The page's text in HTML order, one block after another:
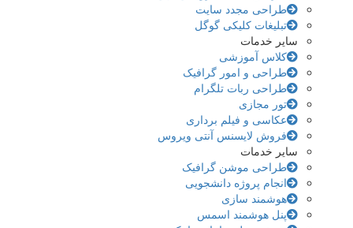
طراحی مجدد سایت
تبلیغات کلیکی گوگل
سایر خدمات
کلاس آموزشی
طراحی و امور گرافیک
طراحی ربات تلگرام
تور مجازی
عکاسی و فیلم برداری
فروش لایسنس آنتی ویروس
سایر خدمات
طراحی موشن گرافیک
انجام پروژه دانشجویی
هوشمند سازی
پنل هوشمند اسمس